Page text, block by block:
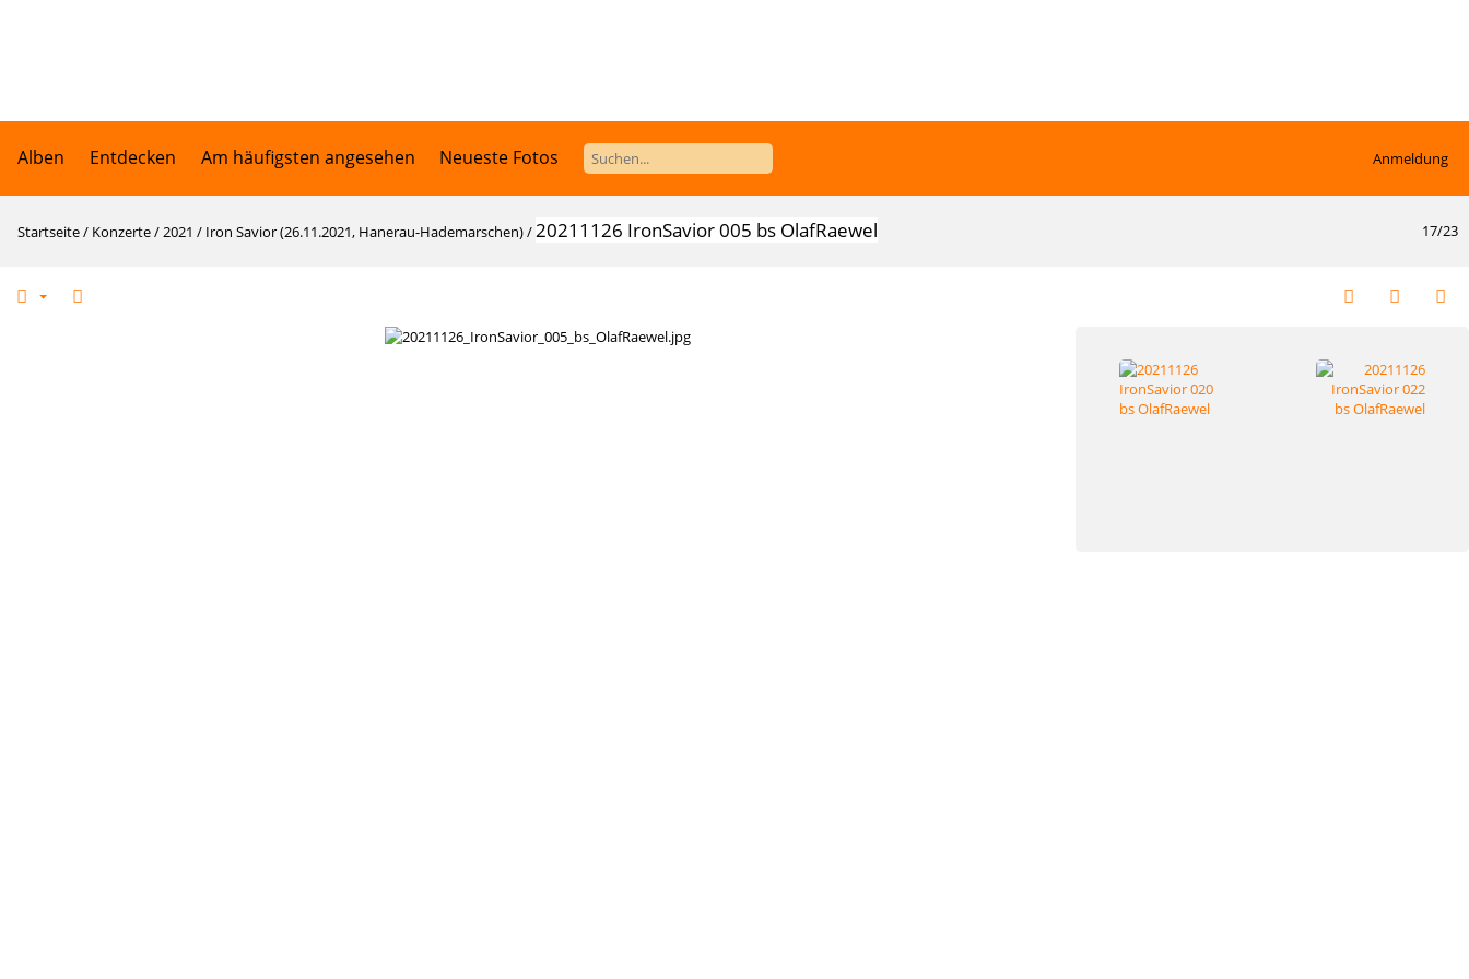
Alben Entdecken Am häufigsten angesehen Neueste Fotos Anmeldung
17/23
Startseite/ Konzerte/2021 / Iron Savior (26.11.2021, Hanerau-Hademarschen)/20211126 IronSavior 005 bs OlafRaewel